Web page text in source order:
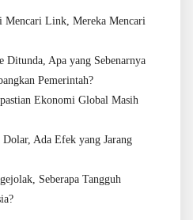
Mencari Link, Mereka Mencari
Ditunda, Apa yang Sebenarnya
Pemerintah?
Ekonomi Global Masih
Ada Efek yang Jarang
Seberapa Tangguh